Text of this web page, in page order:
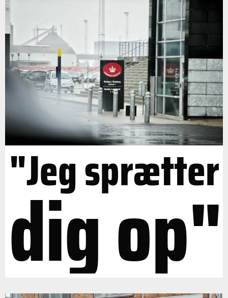
"Jeg sprætter
dig op"